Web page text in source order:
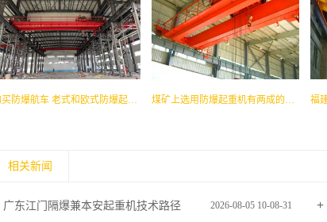
购买防爆航车 老式和欧式防爆起重机哪种更好 煤矿上选用防爆起重机有两成的老板都选错了
相关新闻
广东江门隔爆兼本安起重机技术路径 2026-08-05 10-08-31